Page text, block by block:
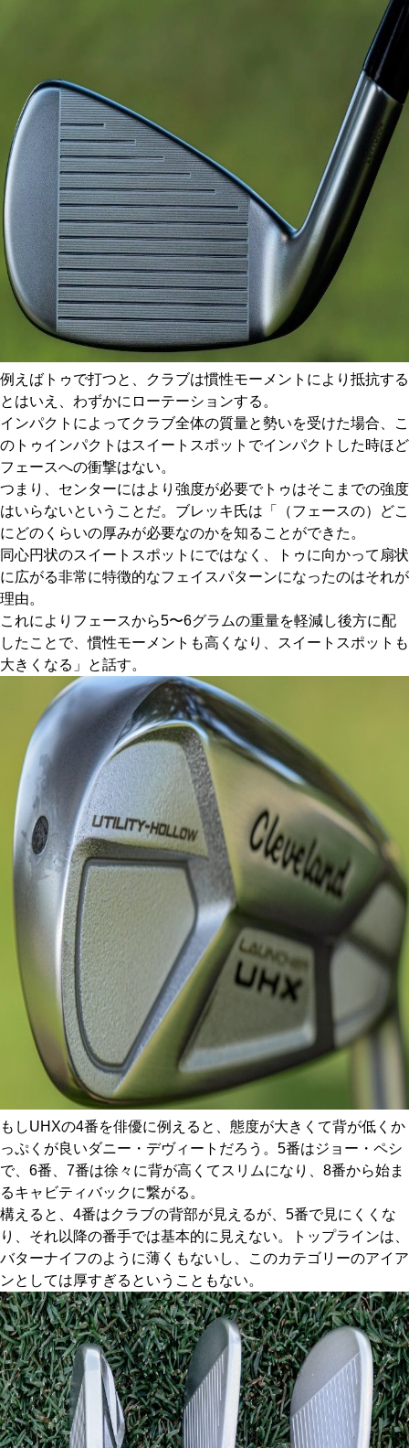
例えばトゥで打つと、クラブは慣性モーメントにより抵抗する
とはいえ、わずかにローテーションする。
インパクトによってクラブ全体の質量と勢いを受けた場合、こ
のトゥインパクトはスイートスポットでインパクトした時ほど
フェースへの衝撃はない。
つまり、センターにはより強度が必要でトゥはそこまでの強度
はいらないということだ。ブレッキ氏は「（フェースの）どこ
にどのくらいの厚みが必要なのかを知ることができた。
同心円状のスイートスポットにではなく、トゥに向かって扇状
に広がる非常に特徴的なフェイスパターンになったのはそれが
理由。
これによりフェースから5〜6グラムの重量を軽減し後方に配
したことで、慣性モーメントも高くなり、スイートスポットも
大きくなる」と話す。
もしUHXの4番を俳優に例えると、態度が大きくて背が低くか
っぷくが良いダニー・デヴィートだろう。5番はジョー・ペシ
で、6番、7番は徐々に背が高くてスリムになり、8番から始ま
るキャビティバックに繋がる。
構えると、4番はクラブの背部が見えるが、5番で見にくくな
り、それ以降の番手では基本的に見えない。トップラインは、
バターナイフのように薄くもないし、このカテゴリーのアイア
ンとしては厚すぎるということもない。